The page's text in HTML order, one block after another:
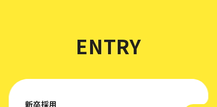
ENTRY
新卒採用